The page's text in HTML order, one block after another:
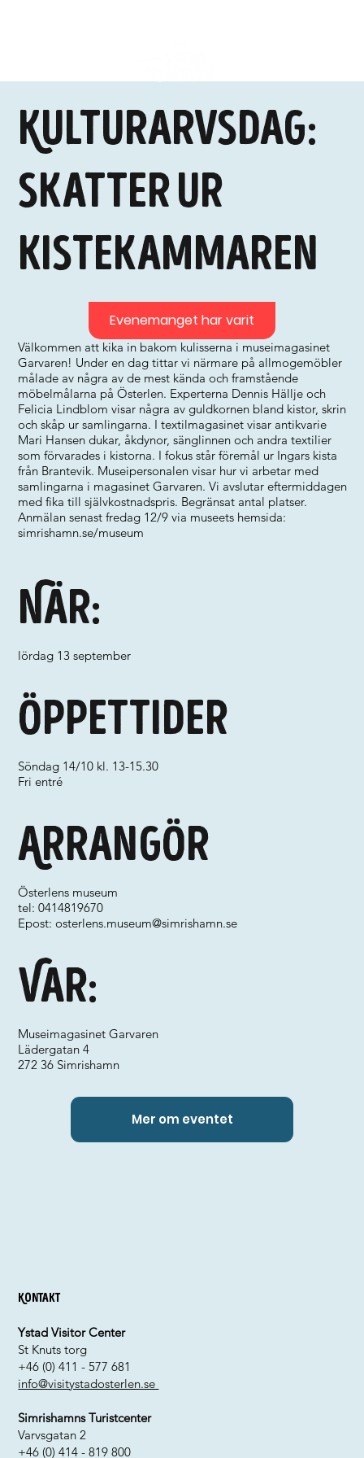
Kulturarvsdag:
Skatter ur
kistekammaren
Välkommen att kika in bakom kulisserna i museimagasinet
Garvaren! Under en dag tittar vi närmare på allmogemöbler
målade av några av de mest kända och framstående
möbelmålarna på Österlen. Experterna Dennis Hällje och
Felicia Lindblom visar några av guldkornen bland kistor, skrin
och skåp ur samlingarna. I textilmagasinet visar antikvarie
Mari Hansen dukar, åkdynor, sänglinnen och andra textilier
som förvarades i kistorna. I fokus står föremål ur Ingars kista
från Brantevik. Museipersonalen visar hur vi arbetar med
samlingarna i magasinet Garvaren. Vi avslutar eftermiddagen
med fika till självkostnadspris. Begränsat antal platser.
Anmälan senast fredag 12/9 via museets hemsida:
simrishamn.se/museum
När:
lördag 13 september
Var:
Arrangör
Österlens museum
tel: 0414819670
Epost:osterlens.museum@simrishamn.se
Museimagasinet Garvaren
Lädergatan 4
272 36 Simrishamn
Öppettider
Söndag 14/10 kl. 13-15.30
Fri entré
Mer om eventet
Evenemanget har varit
Kontakt
Ystad Visitor Center
St Knuts torg
+46 (0) 411 - 577 681
info@visitystadosterlen.se
Simrishamns Turistcenter
Varvsgatan 2
+46 (0) 414 - 819 800